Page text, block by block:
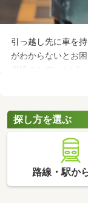
引っ越し先に車を
がわからないとお
併設されていれば
やすさに直結する
中古マンションを
探し方を選ぶ
路線・駅か